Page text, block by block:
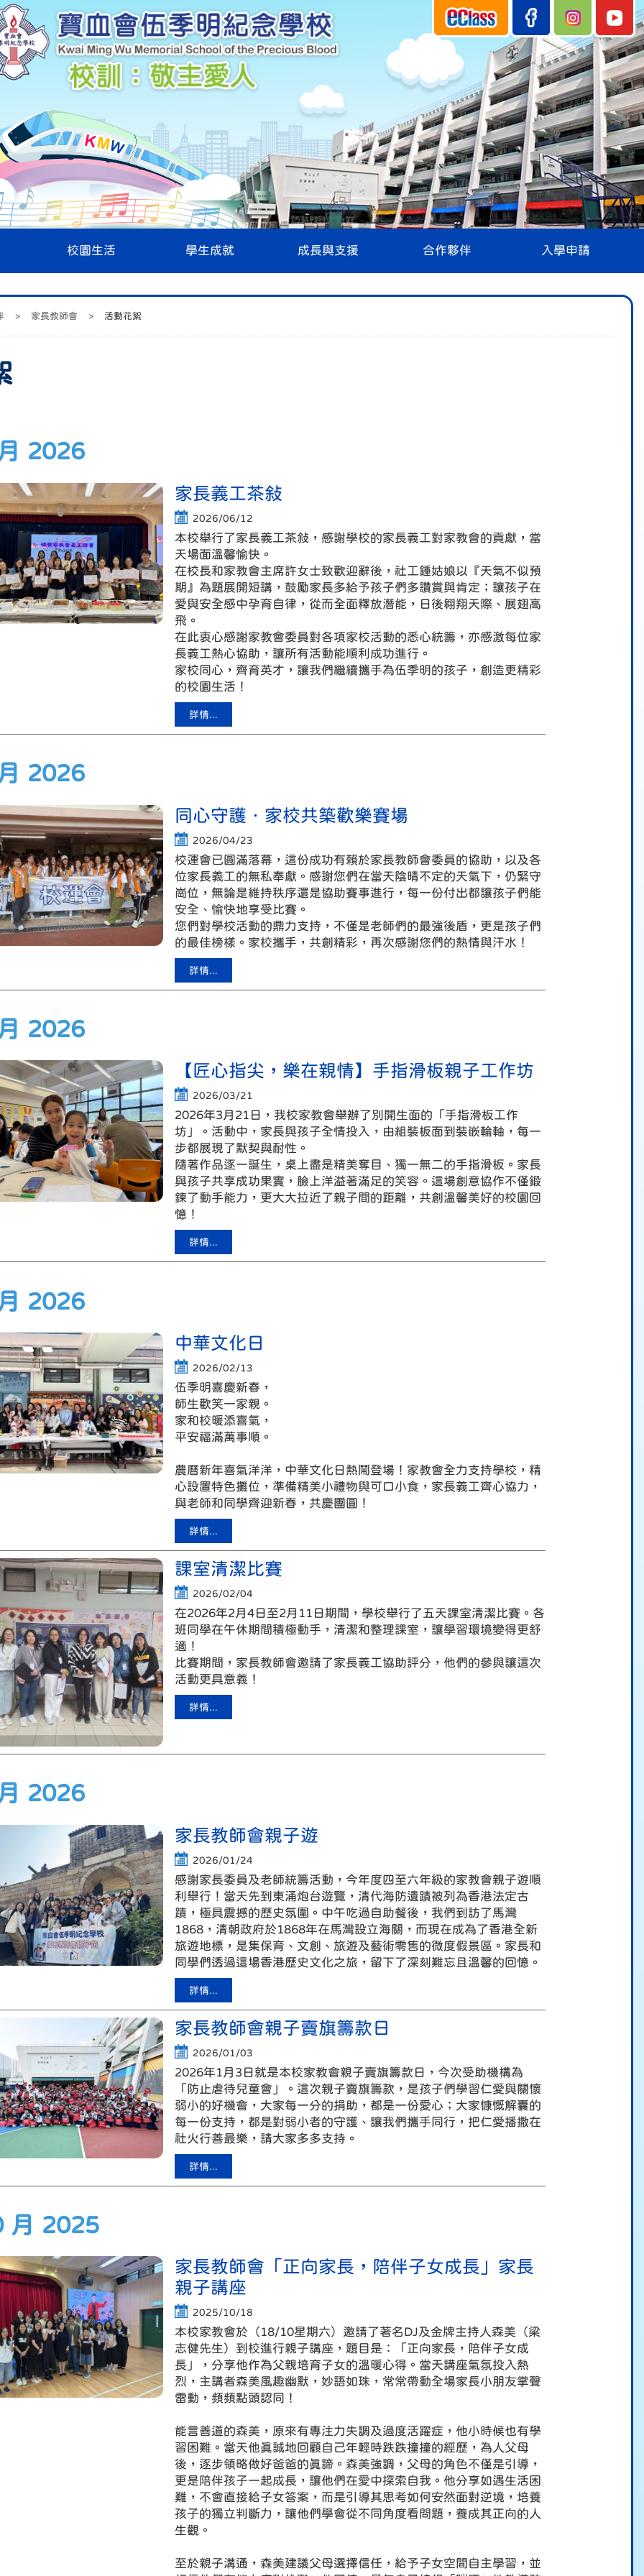
校園生活 學生成就 成長與支援 合作夥伴 入學申請
> 家長教師會 > 活動花絮
2026
家長義工茶敍
2026/06/12
本校舉行了家長義工茶敍，感謝學校的家長義工對家教會的貢獻，當
天場面溫馨愉快。
在校長和家教會主席許女士致歡迎辭後，社工鍾姑娘以『天氣不似預
期』為題展開短講，鼓勵家長多給予孩子們多讚賞與肯定；讓孩子在
愛與安全感中孕育自律，從而全面釋放潛能，日後翱翔天際、展翅高
飛。
在此衷心感謝家教會委員對各項家校活動的悉心統籌，亦感激每位家
長義工熱心協助，讓所有活動能順利成功進行。
家校同心，齊育英才，讓我們繼續攜手為伍季明的孩子，創造更精彩
的校園生活！
詳情...
2026
同心守護．家校共築歡樂賽場
2026/04/23
校運會已圓滿落幕，這份成功有賴於家長教師會委員的協助，以及各
位家長義工的無私奉獻。感謝您們在當天陰晴不定的天氣下，仍緊守
崗位，無論是維持秩序還是協助賽事進行，每一份付出都讓孩子們能
安全、愉快地享受比賽。
您們對學校活動的鼎力支持，不僅是老師們的最強後盾，更是孩子們
的最佳榜樣。家校攜手，共創精彩，再次感謝您們的熱情與汗水！
詳情...
2026
【匠心指尖，樂在親情】手指滑板親子工作坊
2026/03/21
2026年3月21日，我校家教會舉辦了別開生面的「手指滑板工作
坊」。活動中，家長與孩子全情投入，由組裝板面到裝嵌輪軸，每一
步都展現了默契與耐性。
隨著作品逐一誕生，桌上盡是精美奪目、獨一無二的手指滑板。家長
與孩子共享成功果實，臉上洋溢著滿足的笑容。這場創意協作不僅鍛
鍊了動手能力，更大大拉近了親子間的距離，共創溫馨美好的校園回
憶！
詳情...
2026
中華文化日
2026/02/13
伍季明喜慶新春，
師生歡笑一家親。
家和校暖添喜氣，
平安福滿萬事順。
農曆新年喜氣洋洋，中華文化日熱鬧登場！家教會全力支持學校，精
心設置特色攤位，準備精美小禮物與可口小食，家長義工齊心協力，
與老師和同學齊迎新春，共慶團圓！
詳情...
課室清潔比賽
2026/02/04
在2026年2月 4日至2月 11 日期間，學校舉行了五天課室清潔比賽。各
班同學在午休期間積極動手，清潔和整理課室，讓學習環境變得更舒
適！
比賽期間，家長教師會邀請了家長義工協助評分，他們的參與讓這次
活動更具意義！
詳情...
2026
家長教師會親子遊
2026/01/24
感謝家長委員及老師統籌活動，今年度四至六年級的家教會親子遊順
利舉行！當天先到東涌炮台遊覽，清代海防遺蹟被列為香港法定古
蹟，極具震撼的歷史氛圍。中午吃過自助餐後，我們到訪了馬灣
1868，清朝政府於1868年在馬灣設立海關，而現在成為了香港全新
旅遊地標，是集保育、文創、旅遊及藝術零售的微度假景區。家長和
同學們透過這場香港歷史文化之旅，留下了深刻難忘且溫馨的回憶。
詳情...
家長教師會親子賣旗籌款日
2026/01/03
2026年1月3日就是本校家教會親子賣旗籌款日，今次受助機構為
「防止虐待兒童會」。這次親子賣旗籌款，是孩子們學習仁愛與關懷
弱小的好機會，大家每一分的捐助，都是一份愛心；大家慷慨解囊的
每一份支持，都是對弱小者的守護、讓我們攜手同行，把仁愛播撒在
社火行善最樂，請大家多多支持。
詳情...
月 2025
家長教師會「正向家長，陪伴子女成長」家長
親子講座
2025/10/18
本校家教會於（ 18/10星期六）邀請了著名DJ及金牌主持人森美 （梁
志健先生）到校進行親子講座 ， 題目是：「正向家長，陪伴子女成
長」，分享他作為父親培育子女的溫暖心得。當天講座氣氛投入熱
烈，主講者森美風趣幽默，妙語如珠，常常帶動全場家長小朋友掌聲
雷動，頻頻點頭認同！
能言善道的森美 ， 原來有專注力失調及過度活躍症 ， 他小時候也有學
習困難 。 當天他真誠地回顧自己年輕時跌跌撞撞的經歷，為人父母
後，逐步領略做好爸爸的真諦。森美強調，父母的角色不僅是引導，
更是陪伴孩子一起成長，讓他們在愛中探索自我。他分享如遇生活困
難 ， 不會直接給子女答案，而是引導其思考如何安然面對逆境，培養
孩子的獨立判斷力，讓他們學會從不同角度看問題，養成其正向的人
生觀。
至於親子溝通，森美建議父母選擇信任，給予子女空間自主學習，並